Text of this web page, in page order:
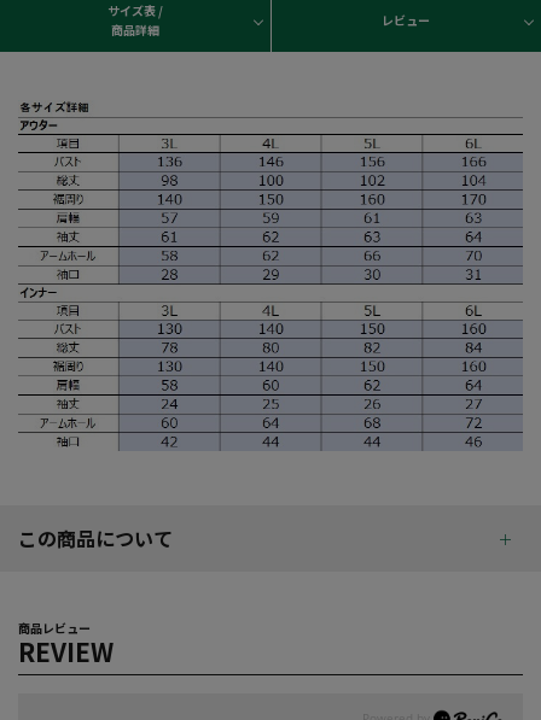
サイズ表 /
商品詳細
レビュー
この商品について
商品レビュー
REVIEW